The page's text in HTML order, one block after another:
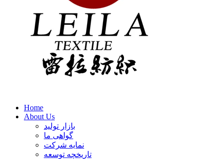
Home
About Us
بازار تولید
گواهی ما
نمایه شرکت
تاریخچه توسعه